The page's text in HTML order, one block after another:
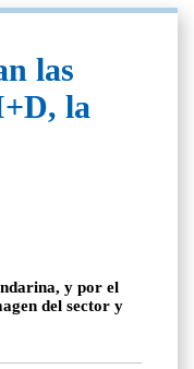
las
la
y por el
del sector y